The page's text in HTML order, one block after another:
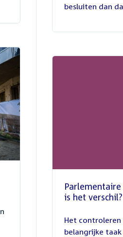
besluiten dan
is het verschil?
juli
2026
Het controleren
belangrijke